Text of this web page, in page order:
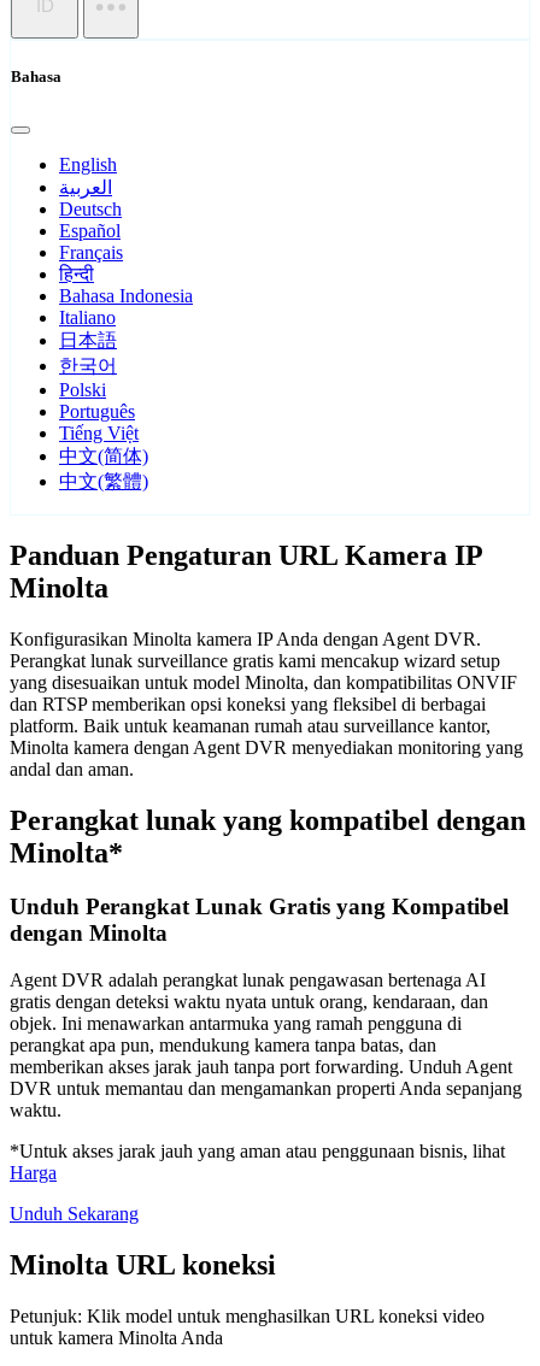
ID
Bahasa
English
العربية
Deutsch
Español
Français
हिन्दी
Bahasa Indonesia
Italiano
日本語
한국어
Polski
Português
Tiếng Việt
中文(简体)
中文(繁體)
Panduan Pengaturan URL Kamera IP
Minolta
Konfigurasikan Minolta kamera IP Anda dengan Agent DVR.
Perangkat lunak surveillance gratis kami mencakup wizard setup
yang disesuaikan untuk model Minolta, dan kompatibilitas ONVIF
dan RTSP memberikan opsi koneksi yang fleksibel di berbagai
platform. Baik untuk keamanan rumah atau surveillance kantor,
Minolta kamera dengan Agent DVR menyediakan monitoring yang
andal dan aman.
Perangkat lunak yang kompatibel dengan
Minolta*
Unduh Perangkat Lunak Gratis yang Kompatibel
dengan Minolta
Agent DVR adalah perangkat lunak pengawasan bertenaga AI
gratis dengan deteksi waktu nyata untuk orang, kendaraan, dan
objek. Ini menawarkan antarmuka yang ramah pengguna di
perangkat apa pun, mendukung kamera tanpa batas, dan
memberikan akses jarak jauh tanpa port forwarding. Unduh Agent
DVR untuk memantau dan mengamankan properti Anda sepanjang
waktu.
*Untuk akses jarak jauh yang aman atau penggunaan bisnis, lihat
Harga
Unduh Sekarang
Minolta URL koneksi
Petunjuk: Klik model untuk menghasilkan URL koneksi video
untuk kamera Minolta Anda